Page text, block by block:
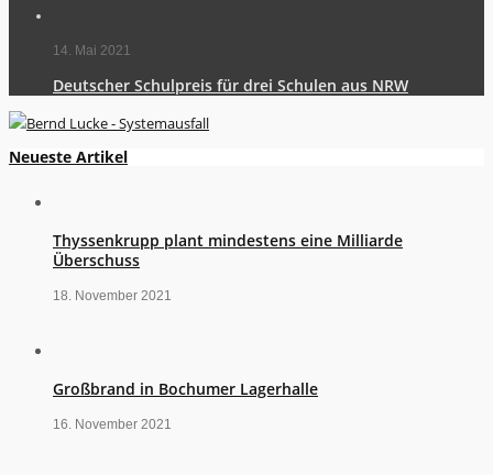
14. Mai 2021
Deutscher Schulpreis für drei Schulen aus NRW
Neueste Artikel
Thyssenkrupp plant mindestens eine Milliarde
Überschuss
18. November 2021
Großbrand in Bochumer Lagerhalle
16. November 2021